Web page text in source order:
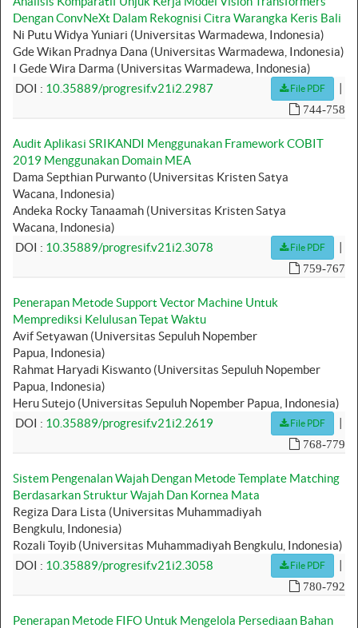
Dengan ConvNeXt Dalam Rekognisi Citra Warangka Keris Bali
Ni Putu Widya Yuniari (Universitas Warmadewa, Indonesia)
Gde Wikan Pradnya Dana (Universitas Warmadewa, Indonesia)
I Gede Wira Darma (Universitas Warmadewa, Indonesia)
DOI : 10.35889/progresif.v21i2.2987 File PDF |
744-758
Audit Aplikasi SRIKANDI Menggunakan Framework COBIT
2019 Menggunakan Domain MEA
Dama Septhian Purwanto (Universitas Kristen Satya
Wacana, Indonesia)
Andeka Rocky Tanaamah (Universitas Kristen Satya
Wacana, Indonesia)
DOI : 10.35889/progresif.v21i2.3078 File PDF |
759-767
Penerapan Metode Support Vector Machine Untuk
Memprediksi Kelulusan Tepat Waktu
Avif Setyawan (Universitas Sepuluh Nopember
Papua, Indonesia)
Rahmat Haryadi Kiswanto (Universitas Sepuluh Nopember
Papua, Indonesia)
Heru Sutejo (Universitas Sepuluh Nopember Papua, Indonesia)
DOI : 10.35889/progresif.v21i2.2619 File PDF |
768-779
Sistem Pengenalan Wajah Dengan Metode Template Matching
Berdasarkan Struktur Wajah Dan Kornea Mata
Regiza Dara Lista (Universitas Muhammadiyah
Bengkulu, Indonesia)
Rozali Toyib (Universitas Muhammadiyah Bengkulu, Indonesia)
DOI : 10.35889/progresif.v21i2.3058 File PDF |
780-792
Penerapan Metode FIFO Untuk Mengelola Persediaan Bahan